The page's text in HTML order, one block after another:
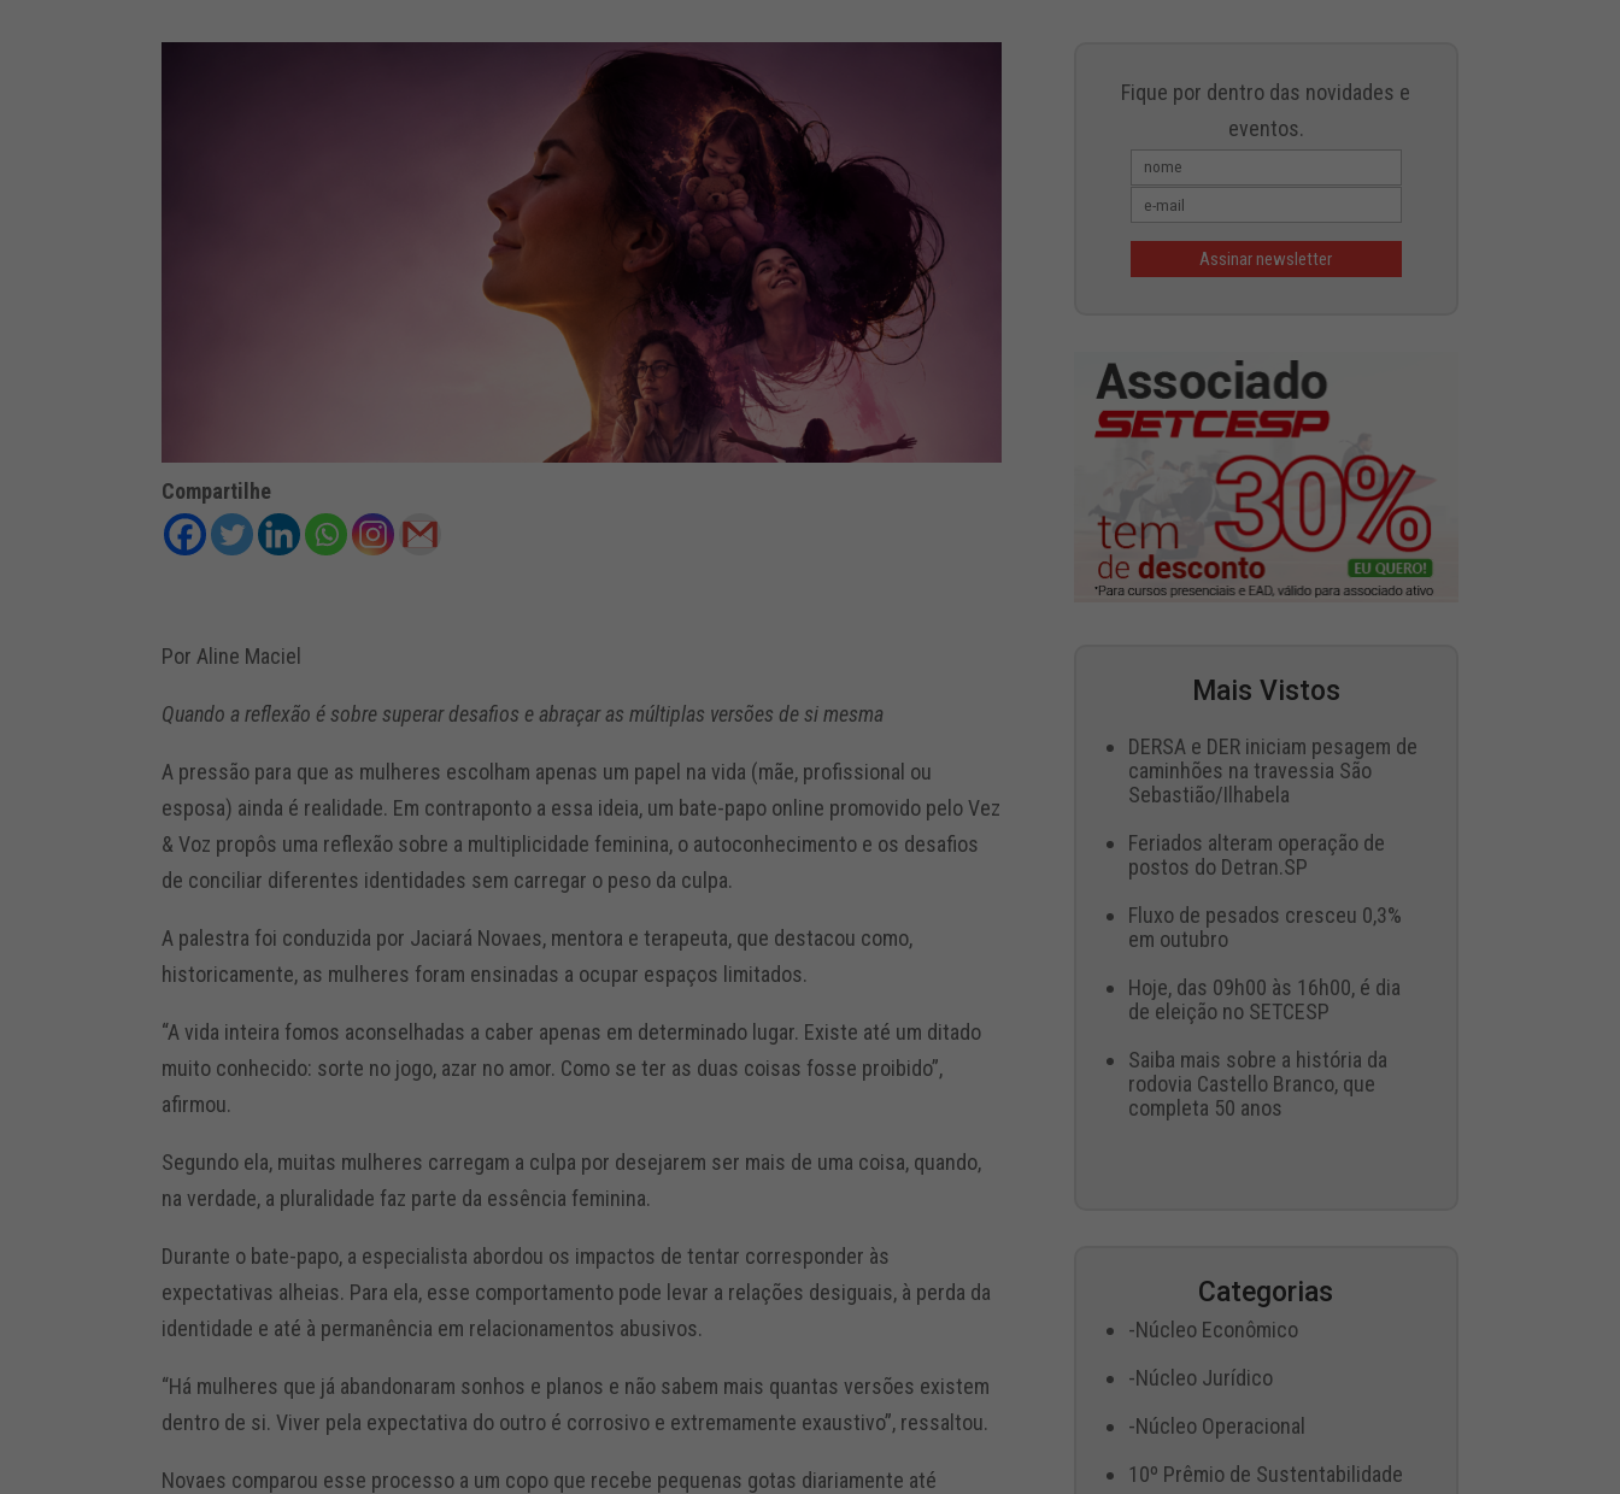
Compartilhe
Por Aline Maciel
Quando a reflexão é sobre superar desafios e abraçar as múltiplas versões de si mesma
A pressão para que as mulheres escolham apenas um papel na vida (mãe, profissional ou
esposa) ainda é realidade. Em contraponto a essa ideia, um bate-papo online promovido pelo Vez
& Voz propôs uma reflexão sobre a multiplicidade feminina, o autoconhecimento e os desafios
de conciliar diferentes identidades sem carregar o peso da culpa.
A palestra foi conduzida por Jaciará Novaes, mentora e terapeuta, que destacou como,
historicamente, as mulheres foram ensinadas a ocupar espaços limitados.
“A vida inteira fomos aconselhadas a caber apenas em determinado lugar. Existe até um ditado
muito conhecido: sorte no jogo, azar no amor. Como se ter as duas coisas fosse proibido”,
afirmou.
Segundo ela, muitas mulheres carregam a culpa por desejarem ser mais de uma coisa, quando,
na verdade, a pluralidade faz parte da essência feminina.
Durante o bate-papo, a especialista abordou os impactos de tentar corresponder às
expectativas alheias. Para ela, esse comportamento pode levar a relações desiguais, à perda da
identidade e até à permanência em relacionamentos abusivos.
“Há mulheres que já abandonaram sonhos e planos e não sabem mais quantas versões existem
dentro de si. Viver pela expectativa do outro é corrosivo e extremamente exaustivo”, ressaltou.
Novaes comparou esse processo a um copo que recebe pequenas gotas diariamente até
Fique por dentro das novidades e
eventos.
Mais Vistos
DERSA e DER iniciam pesagem de
caminhões na travessia São
Sebastião/Ilhabela
Feriados alteram operação de
postos do Detran.SP
Fluxo de pesados cresceu 0,3%
em outubro
Hoje, das 09h00 às 16h00, é dia
de eleição no SETCESP
Saiba mais sobre a história da
rodovia Castello Branco, que
completa 50 anos
Categorias
-Núcleo Econômico
-Núcleo Jurídico
-Núcleo Operacional
10º Prêmio de Sustentabilidade